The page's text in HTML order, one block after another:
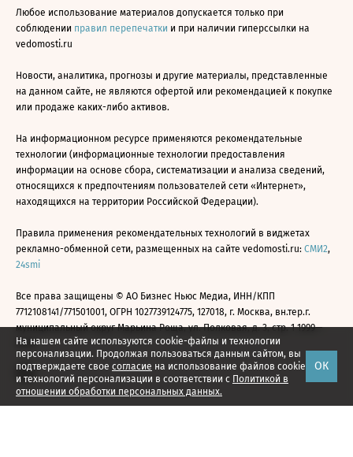
На нашем сайте используются cookie-файлы и технологии
персонализации. Продолжая пользоваться данным сайтом, вы
подтверждаете свое согласие на использование файлов cookie
и технологий персонализации в соответствии с Политикой в
отношении обработки персональных данных.
ОК
Любое использование материалов допускается только при
соблюдении правил перепечатки и при наличии гиперссылки на
vedomosti.ru
Новости, аналитика, прогнозы и другие материалы, представленные
на данном сайте, не являются офертой или рекомендацией к покупке
или продаже каких-либо активов.
На информационном ресурсе применяются рекомендательные
технологии (информационные технологии предоставления
информации на основе сбора, систематизации и анализа сведений,
относящихся к предпочтениям пользователей сети «Интернет»,
находящихся на территории Российской Федерации).
Правила применения рекомендательных технологий в виджетах
рекламно-обменной сети, размещенных на сайте vedomosti.ru: СМИ2,
24smi
Все права защищены © АО Бизнес Ньюс Медиа, ИНН/КПП
7712108141/771501001, ОГРН 1027739124775, 127018, г. Москва, вн.тер.г.
муниципальный округ Марьина Роща, ул. Полковая, д. 3, стр. 1 1999—
2026